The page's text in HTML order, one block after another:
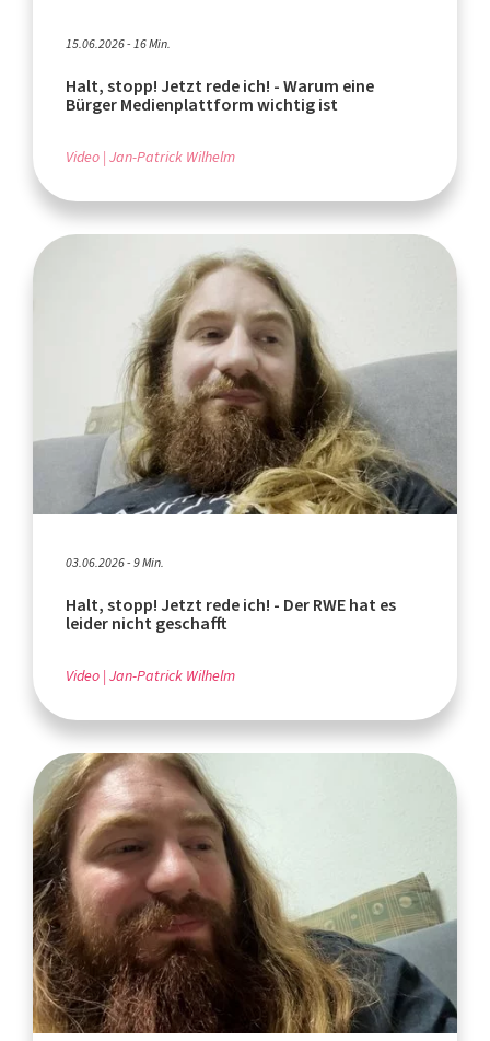
15.06.2026 - 16 Min.
Halt, stopp! Jetzt rede ich! - Warum eine
Bürger Medienplattform wichtig ist
Video Jan-Patrick Wilhelm
03.06.2026 - 9 Min.
Halt, stopp! Jetzt rede ich! - Der RWE hat es
leider nicht geschafft
Video Jan-Patrick Wilhelm